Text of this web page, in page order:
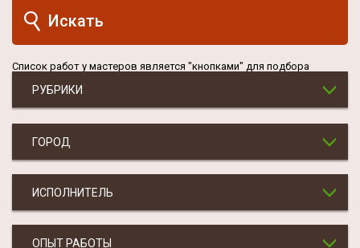
Список работ у мастеров является "кнопками" для подбора
РУБРИКИ
ГОРОД
ИСПОЛНИТЕЛЬ
ОПЫТ РАБОТЫ